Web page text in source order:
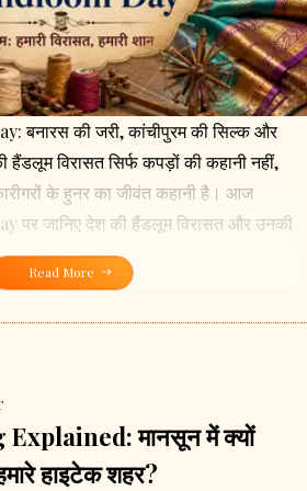
बनारस की जरी, कांचीपुरम की सिल्क और
विरासत सिर्फ कपड़ों की कहानी नहीं,
के हुनर का जीवंत कहानी है। आज
पर जानिए देश की हैंडलूम विरासत और उनकी
Read More
मानसून में क्यों
हाइटेक शहर?